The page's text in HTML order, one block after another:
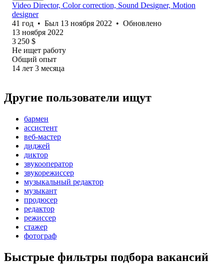
Video Director, Color correction, Sound Designer, Motion
designer
41 год • Был 13 ноября 2022 • Обновлено
13 ноября 2022
3 250 $
Не ищет работу
Общий опыт
14 лет 3 месяца
Другие пользователи ищут
бармен
ассистент
веб-мастер
диджей
диктор
звукооператор
звукорежиссер
музыкальный редактор
музыкант
продюсер
редактор
режиссер
стажер
фотограф
Быстрые фильтры подбора вакансий